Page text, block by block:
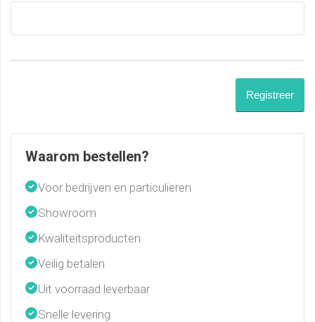
Waarom bestellen?
Voor bedrijven en particulieren
Showroom
Kwaliteitsproducten
Veilig betalen
Uit voorraad leverbaar
Snelle levering